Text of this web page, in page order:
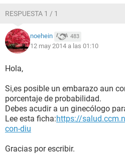
RESPUESTA 1 / 1
noehein 483
12 may 2014 a las 01:10
Hola,
Si,es posible un embarazo aun
porcentaje de probabilidad.
Debes acudir a un ginecólogo
Lee esta ficha:https://
con-diu
Gracias por escribir.